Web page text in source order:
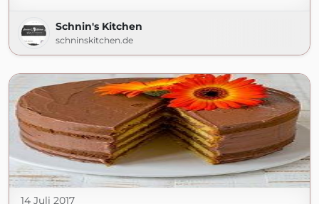
Schnin's Kitchen
schninskitchen.de
14 Juli 2017